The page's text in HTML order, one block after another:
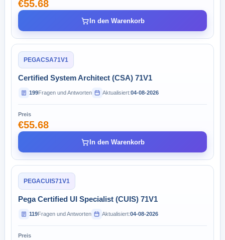
€55.68
In den Warenkorb
PEGACSA71V1
Certified System Architect (CSA) 71V1
199Fragen und Antworten Aktualisiert:04-08-2026
Preis
€55.68
In den Warenkorb
PEGACUIS71V1
Pega Certified UI Specialist (CUIS) 71V1
119Fragen und Antworten Aktualisiert:04-08-2026
Preis